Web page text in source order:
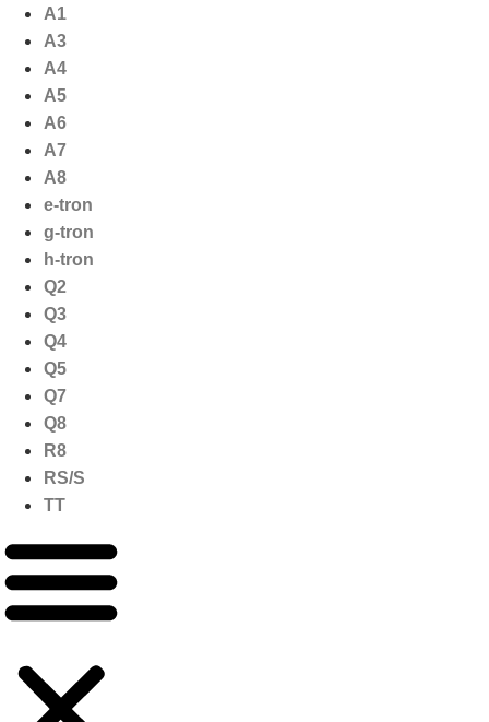
naar
inhoud
A1
A3
A4
A5
A6
A7
A8
e-tron
g-tron
h-tron
Q2
Q3
Q4
Q5
Q7
Q8
R8
RS/S
TT